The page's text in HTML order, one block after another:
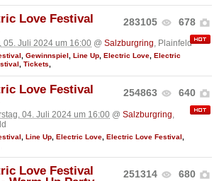
283105 678
Love Festival
05. Juli 2024 um 16:00 @ Salzburgring, Plainfeld
, Gewinnspiel, Line Up, Electric Love, Electric
, Tickets,
254863 640
Love Festival
04. Juli 2024 um 16:00 @ Salzburgring
Line Up Electric Love Electric Love Festival
251314 680
Love Festival